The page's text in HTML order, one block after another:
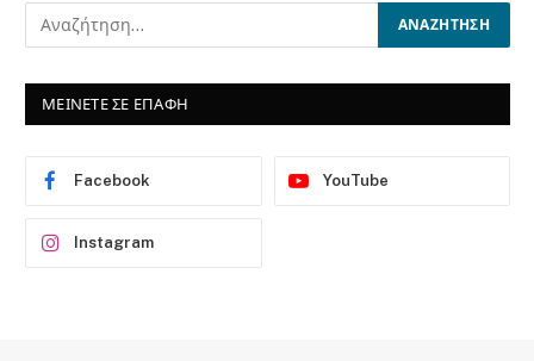
ΜΕΙΝΕΤΕ ΣΕ ΕΠΑΦΗ
Facebook YouTube
Instagram